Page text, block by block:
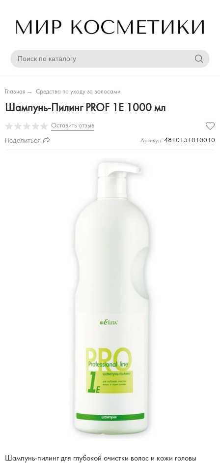
Главная → Средства по уходу за волосами
Шампунь-Пилинг PROF 1E 1000 мл
Оставить отзыв
Поделиться Артикул: 4810151010010
Шампунь-пилинг для глубокой очистки волос и кожи головы